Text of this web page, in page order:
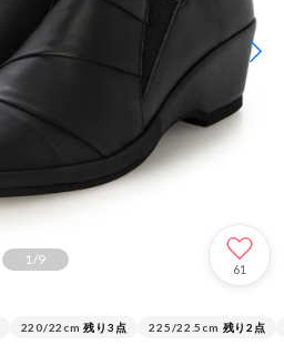
1/9
61
220/22cm 残り3点 225/22.5cm 残り2点